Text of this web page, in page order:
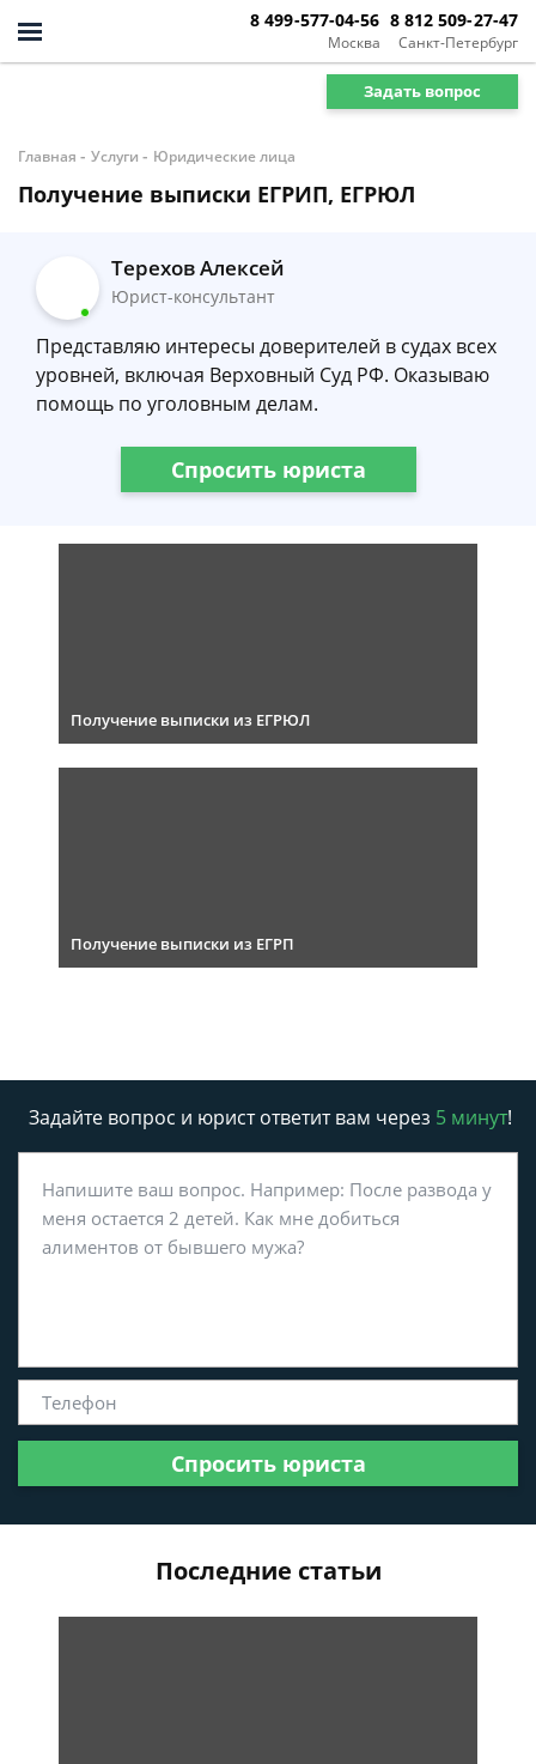
Москва
8 499-577-04-56
Санкт-Петербург
8 812 509-27-47
Задать вопрос
Главная - Услуги - Юридические лица
Получение выписки ЕГРИП, ЕГРЮЛ
Терехов Алексей
Юрист-консультант
Представляю интересы доверителей в судах всех
уровней, включая Верховный Суд РФ. Оказываю
помощь по уголовным делам.
Спросить юриста
Получение выписки из ЕГРЮЛ
Получение выписки из ЕГРП
Задайте вопрос и юрист ответит вам через 5 минут!
Спросить юриста
Последние статьи